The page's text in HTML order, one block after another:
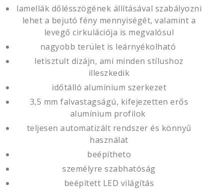
lamellák dőlésszögének állításával szabályozni
lehet a bejutó fény mennyiségét, valamint a
levegő cirkulációja is megvalósul
nagyobb terület is leárnyékolható
letisztult dizájn, ami minden stílushoz
illeszkedik
időtálló alumínium szerkezet
3,5 mm falvastagságú, kifejezetten erős
alumínium profilok
teljesen automatizált rendszer és könnyű
használat
beépítheto
személyre szabhatóság
beépített LED világítás